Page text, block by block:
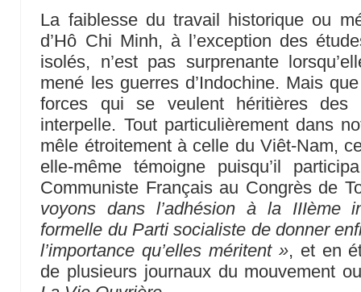
La faiblesse du travail historique ou
d’Hô Chi Minh, à l’exception des
isolés, n’est pas surprenante
mené les guerres d’Indochine. Mais
forces qui se veulent héritières des
interpelle. Tout particulièrement dans
mêle étroitement à celle du Viêt-Nam,
elle-même témoigne puisqu’il
Communiste Français au Congrès de
voyons dans l’adhésion à la IIIème
formelle du Parti socialiste de donner
l’importance qu’elles méritent », et en
de plusieurs journaux du mouvement